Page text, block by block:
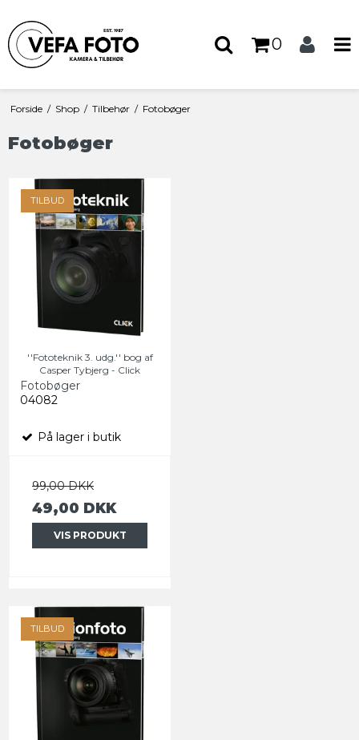
0
Forside / Shop / Tilbehør / Fotobøger
Fotobøger
TILBUD
''Fototeknik 3. udg.'' bog af
Casper Tybjerg - Click
Fotobøger
04082
På lager i butik
99,00 DKK
49,00 DKK
VIS PRODUKT
TILBUD